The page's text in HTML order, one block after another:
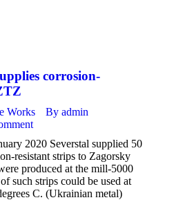
corrosion-
Works By admin
2020 Severstal supplied 50
resistant strips to Zagorsky
produced at the mill-5000
such strips could be used at
C. (Ukrainian metal)